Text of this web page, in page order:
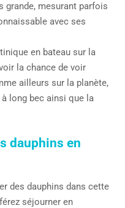
grande, mesurant parfois
avec ses
en bateau sur la
la chance de voir
ailleurs sur la planète,
à long bec ainsi que la
dauphins en
des dauphins dans cette
séjourner en